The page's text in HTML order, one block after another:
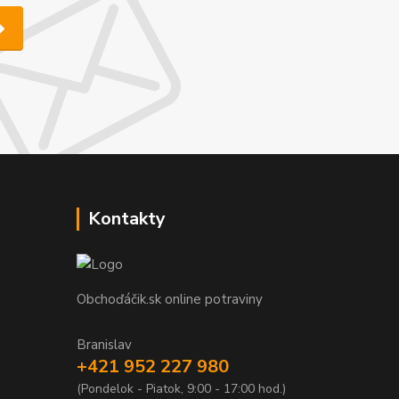
Kontakty
Obchoďáčik.sk online potraviny
Branislav
+421 952 227 980
(Pondelok - Piatok, 9:00 - 17:00 hod.)